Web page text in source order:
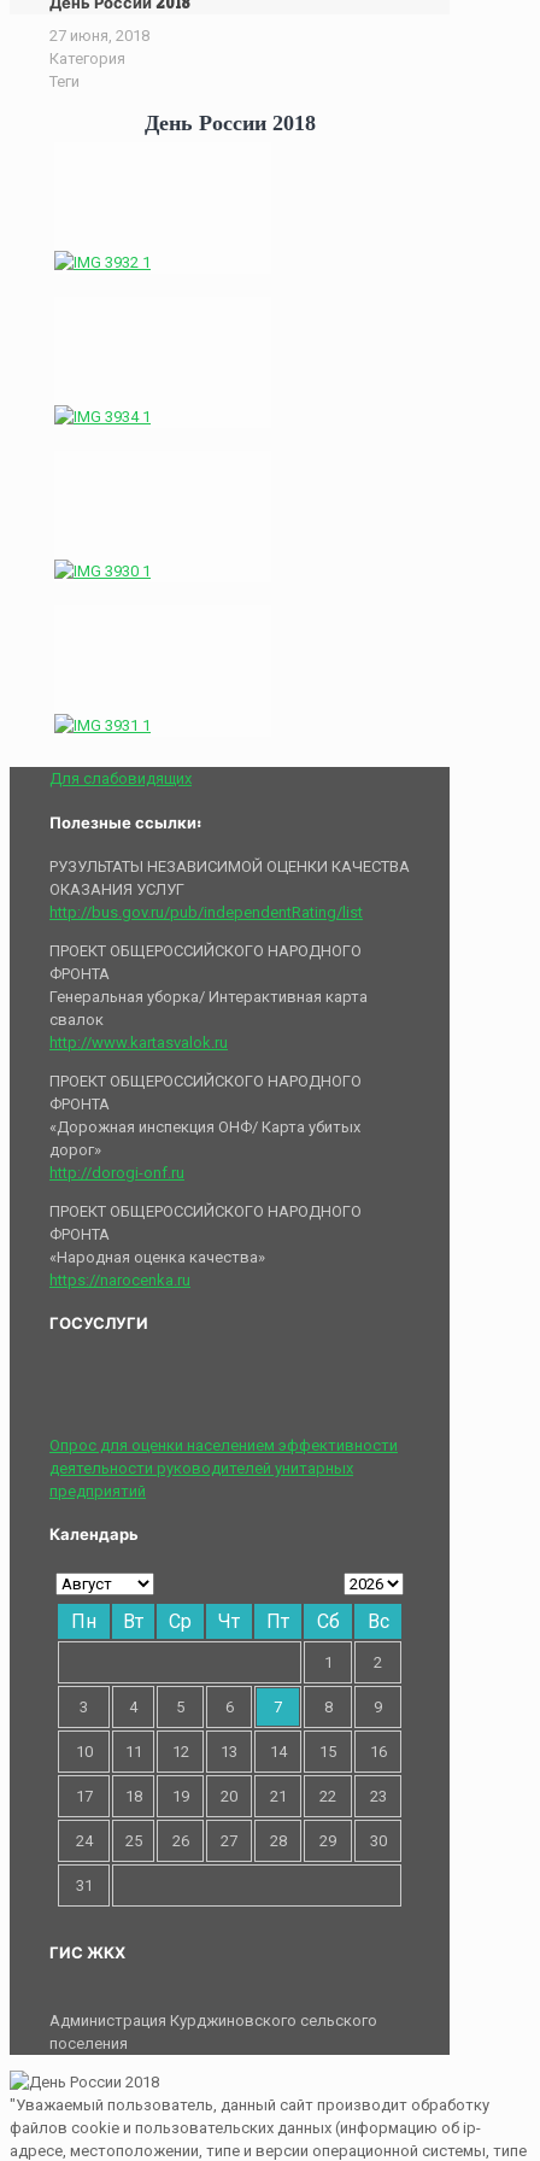
27 июня, 2018
Категория
Теги
День России 2018
Для слабовидящих
Полезные ссылки:
РУЗУЛЬТАТЫ НЕЗАВИСИМОЙ ОЦЕНКИ КАЧЕСТВА
ОКАЗАНИЯ УСЛУГ
http://bus.gov.ru/pub/independentRating/list
ПРОЕКТ ОБЩЕРОССИЙСКОГО НАРОДНОГО
ФРОНТА
Генеральная уборка/ Интерактивная карта
свалок
http://www.kartasvalok.ru
ПРОЕКТ ОБЩЕРОССИЙСКОГО НАРОДНОГО
ФРОНТА
«Дорожная инспекция ОНФ/ Карта убитых
дорог»
http://dorogi-onf.ru
ПРОЕКТ ОБЩЕРОССИЙСКОГО НАРОДНОГО
ФРОНТА
«Народная оценка качества»
https://narocenka.ru
ГОСУСЛУГИ
Опрос для оценки населением эффективности
деятельности руководителей унитарных
предприятий
Календарь
Пн Вт Ср Чт Пт Сб Вс
1 2
3 4 5 6 7 8 9
10 11 12 13 14 15 16
17 18 19 20 21 22 23
24 25 26 27 28 29 30
31
ГИС ЖКХ
Администрация Курджиновского сельского
поселения
"Уважаемый пользователь, данный сайт производит обработку
файлов cookie и пользовательских данных (информацию об ip-
адресе, местоположении, типе и версии операционной системы, типе